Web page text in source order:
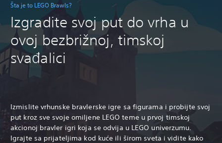
Šta je to LEGO Brawls?
Izgradite svoj put do vrha u
ovoj bezbrižnoj, timskoj
svađalici
Izmislite vrhunske bravlerske igre sa figurama i probijte svoj
put kroz sve svoje omiljene LEGO teme u prvoj timskoj
akcionoj bravler igri koja se odvija u LEGO univerzumu.
Igrajte sa prijateljima kod kuće ili širom sveta i vidite kako